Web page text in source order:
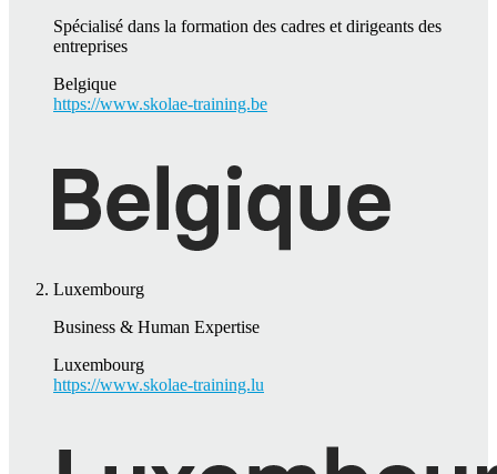
Spécialisé dans la formation des cadres et dirigeants des
entreprises
Belgique
https://www.skolae-training.be
Luxembourg
Business & Human Expertise
Luxembourg
https://www.skolae-training.lu